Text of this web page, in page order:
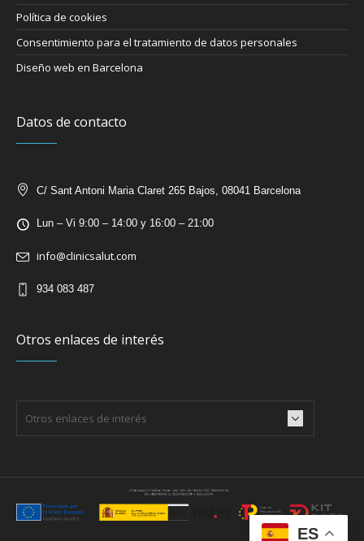
Política de cookies
Consentimiento para el tratamiento de datos personales
Diseño web en Barcelona
Datos de contacto
C/ Sant Antoni Maria Claret 265 Bajos, 08041 Barcelona
Lun – Vi 9:00 – 14:00 y 16:00 – 21:00
info@clinicsalut.com
934 083 487
Otros enlaces de interés
ES